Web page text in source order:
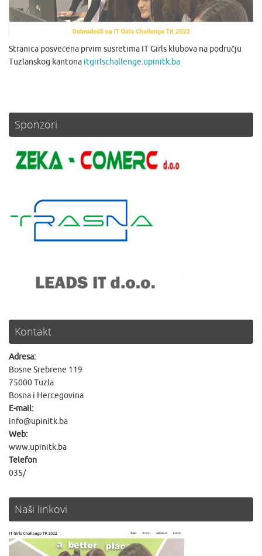
Stranica posvećena prvim susretima IT Girls klubova na području
Tuzlanskog kantona itgirlschallenge.upinitk.ba
Sponzori
Kontakt
Adresa:
Bosne Srebrene 119
75000 Tuzla
Bosna i Hercegovina
E-mail:
info@upinitk.ba
Web:
www.upinitk.ba
Telefon
035/
Naši linkovi